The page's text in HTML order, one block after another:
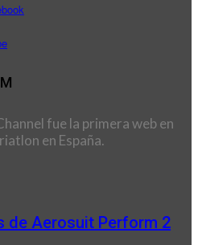
fue la primera web en
en España.
de Aerosuit Perform 2